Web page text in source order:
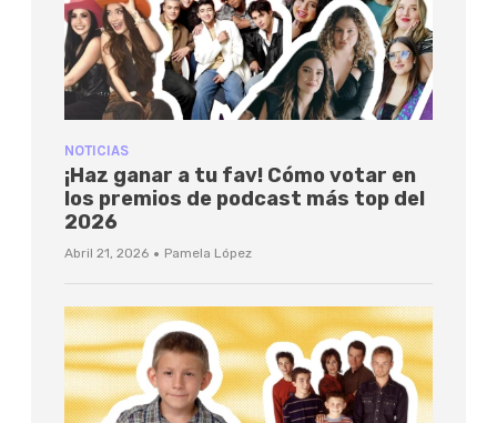
NOTICIAS
¡Haz ganar a tu fav! Cómo votar en
los premios de podcast más top del
2026
Abril 21, 2026 · Pamela López